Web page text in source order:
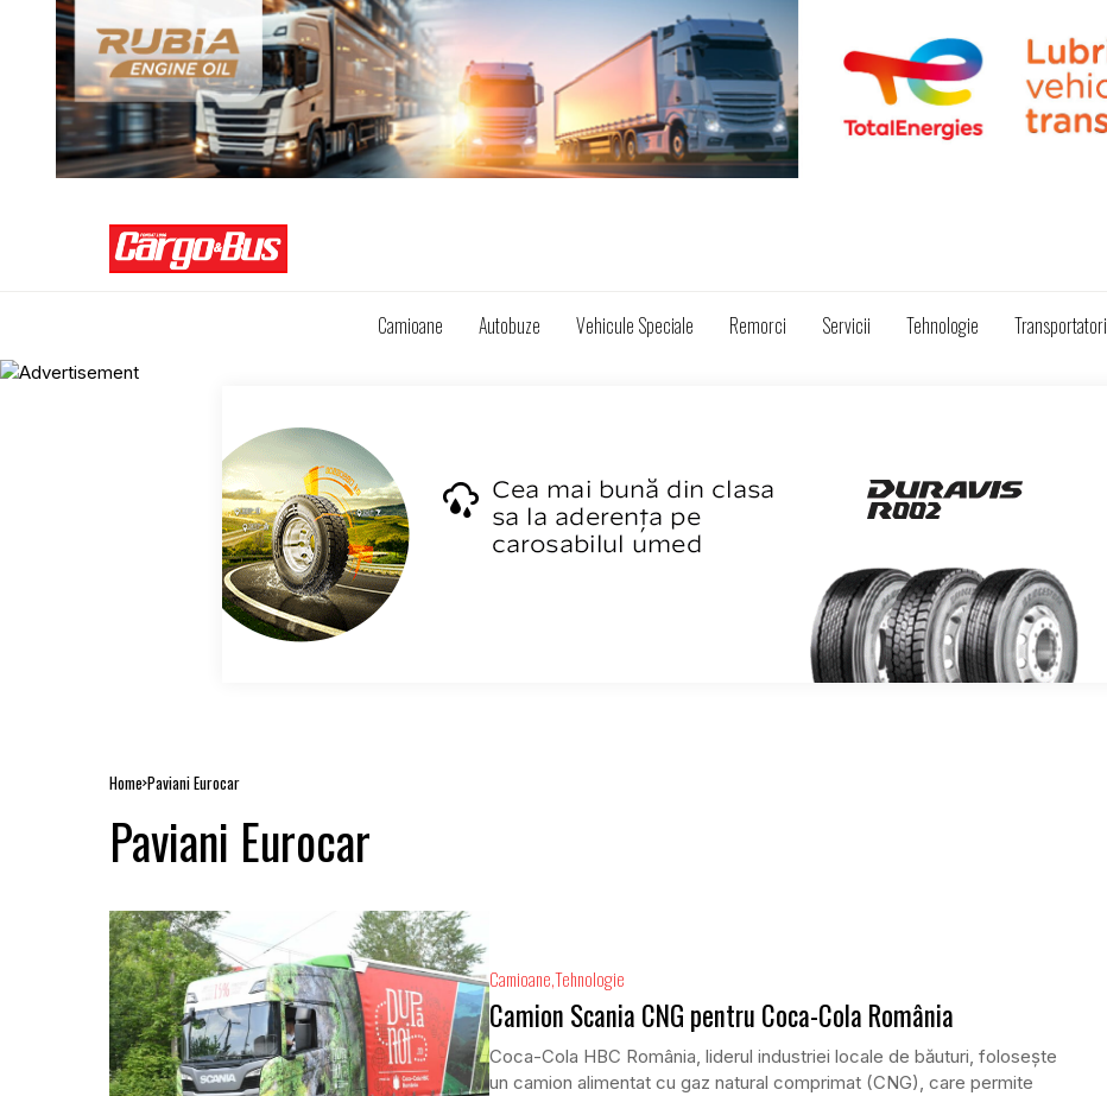
Camioane Autobuze Vehicule Speciale Remorci Servicii Tehnologie Transportatori
Home Paviani Eurocar
Paviani Eurocar
CamioaneTehnologie
Camion Scania CNG pentru Coca-Cola România
Coca-Cola HBC România, liderul industriei locale de băuturi, folosește
un camion alimentat cu gaz natural comprimat (CNG), care permite